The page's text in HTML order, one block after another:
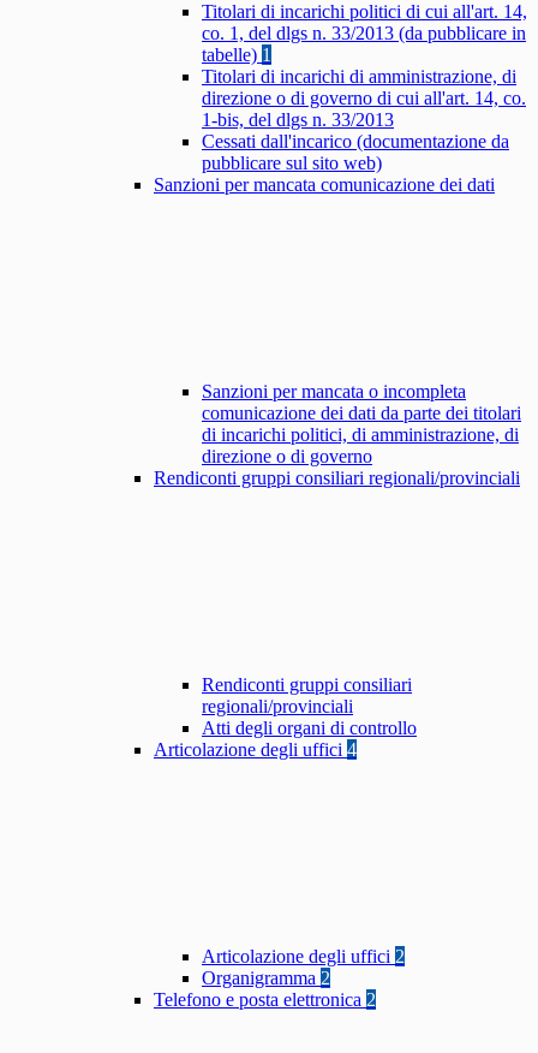
Titolari di incarichi politici di cui all'art. 14,
co. 1, del dlgs n. 33/2013 (da pubblicare in
tabelle) 1
Titolari di incarichi di amministrazione, di
direzione o di governo di cui all'art. 14, co.
1-bis, del dlgs n. 33/2013
Cessati dall'incarico (documentazione da
pubblicare sul sito web)
Sanzioni per mancata comunicazione dei dati
Sanzioni per mancata o incompleta
comunicazione dei dati da parte dei titolari
di incarichi politici, di amministrazione, di
direzione o di governo
Rendiconti gruppi consiliari regionali/provinciali
Rendiconti gruppi consiliari
regionali/provinciali
Atti degli organi di controllo
Articolazione degli uffici 4
Articolazione degli uffici 2
Organigramma 2
Telefono e posta elettronica 2